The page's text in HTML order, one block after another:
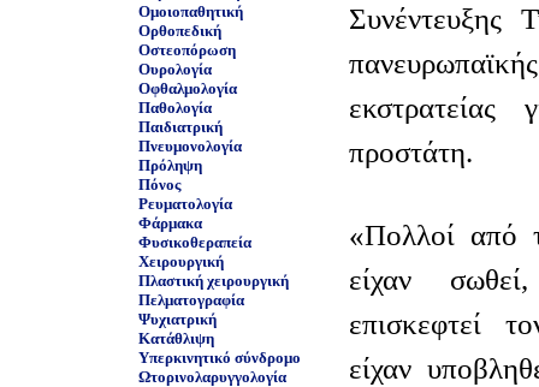
Ομοιοπαθητική
Ορθοπεδική
Οστεοπόρωση
Ουρολογία
Οφθαλμολογία
Παθολογία
Παιδιατρική
Πνευμονολογία
Πρόληψη
Πόνος
Ρευματολογία
Φάρμακα
Φυσικοθεραπεία
Χειρουργική
Πλαστική χειρουργική
Πελματογραφία
Ψυχιατρική
Κατάθλιψη
Υπερκινητικό σύνδρομο
Ωτορινολαρυγγολογία
Συνέντευξης
προστάτη.
«Πολλοί από
είχαν
επισκεφτεί
είχαν